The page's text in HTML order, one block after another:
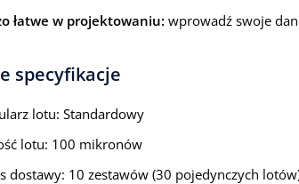
łatwe w projektowaniu: wprowadź swoje
specyfikacje
lotu: Standardowy
lotu: 100 mikronów
dostawy: 10 zestawów (30 pojedynczych